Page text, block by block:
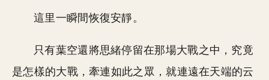
這里一瞬間恢復安靜。
只有葉空還將思緒停留在那場大戰之中，究竟
是怎樣的大戰，牽連如此之眾，就連遠在天端的云